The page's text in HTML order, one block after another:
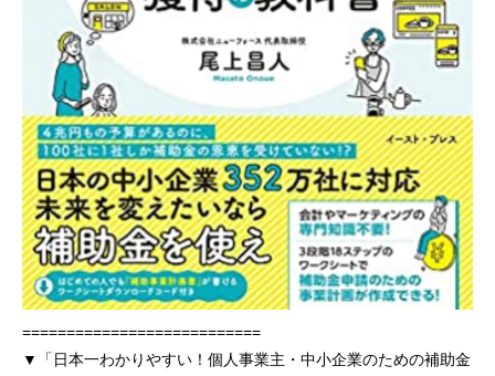
===========================
▼「日本一わかりやすい！個人事業主・中小企業のための補助金